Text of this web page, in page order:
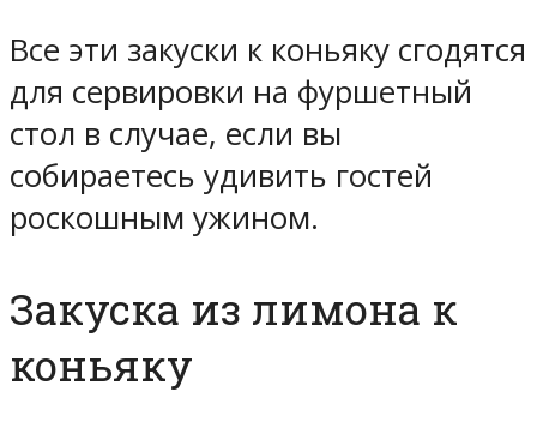
Все эти закуски к коньяку сгодятся
для сервировки на фуршетный
стол в случае, если вы
собираетесь удивить гостей
роскошным ужином.
Закуска из лимона к
коньяку